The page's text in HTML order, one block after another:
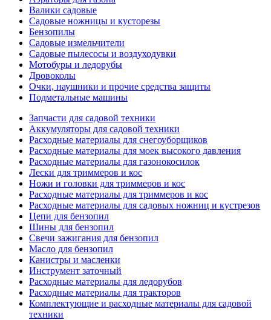
Валики садовые
Садовые ножницы и кусторезы
Бензопилы
Садовые измельчители
Садовые пылесосы и воздуходувки
Мотобуры и ледорубы
Дровоколы
Очки, наушники и прочие средства защиты
Подметальные машины
Запчасти для садовой техники
Аккумуляторы для садовой техники
Расходные материалы для снегоуборщиков
Расходные материалы для моек высокого давления
Расходные материалы для газонокосилок
Лески для триммеров и кос
Ножи и головки для триммеров и кос
Расходные материалы для триммеров и кос
Расходные материалы для садовых ножниц и кустрезов
Цепи для бензопил
Шины для бензопил
Свечи зажигания для бензопил
Масло для бензопил
Канистры и масленки
Инструмент заточный
Расходные материалы для ледорубов
Расходные материалы для тракторов
Комплектующие и расходные материалы для садовой
техники